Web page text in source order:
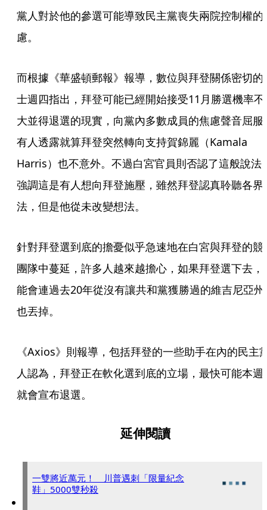
黨人對於他的參選可能導致民主黨喪失兩院控制權的
慮。
而根據《華盛頓郵報》報導，數位與拜登關係密切的
士週四指出，拜登可能已經開始接受11月勝選機率不
大並得退選的現實，向黨內多數成員的焦慮聲音屈服
有人透露就算拜登突然轉向支持賀錦麗（Kamala
Harris）也不意外。不過白宮官員則否認了這般說法
強調這是有人想向拜登施壓，雖然拜登認真聆聽各界
法，但是他從未改變想法。
針對拜登選到底的擔憂似乎急速地在白宮與拜登的競
團隊中蔓延，許多人越來越擔心，如果拜登選下去，
能會連過去20年從沒有讓共和黨獲勝過的維吉尼亞州
也丟掉。
《Axios》則報導，包括拜登的一些助手在內的民主
人認為，拜登正在軟化選到底的立場，最快可能本週
就會宣布退選。
延伸閱讀
一雙將近萬元！ 川普遇刺「限量紀念
鞋」5000雙秒殺